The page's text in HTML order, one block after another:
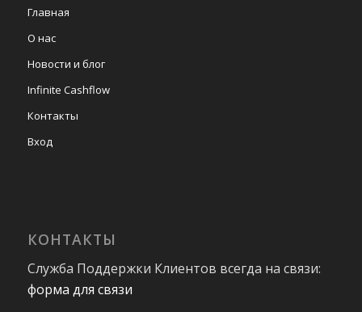
Главная
О нас
Новости и блог
Infinite Cashflow
Контакты
Вход
КОНТАКТЫ
Служба Поддержки Клиентов всегда на связи:
форма для связи